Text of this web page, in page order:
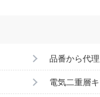
品番から代
電気二重層